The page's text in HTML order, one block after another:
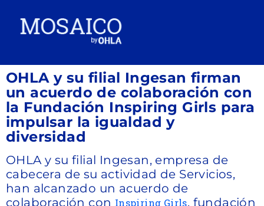
OHLA y su filial Ingesan firman
un acuerdo de colaboración con
la Fundación Inspiring Girls para
impulsar la igualdad y
diversidad
OHLA y su filial Ingesan, empresa de
cabecera de su actividad de Servicios,
han alcanzado un acuerdo de
colaboración con Inspiring Girls, fundación